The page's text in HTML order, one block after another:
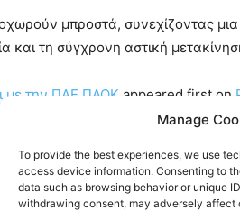
Manage
To provide the best experiences, we use
access device information. Consenting to
data such as browsing behavior or unique
withdrawing consent, may adversely affect
μπροστά, συνεχίζοντας
και τη σύγχρονη αστική
με την ΠΑΕ ΠΑΟΚ appeared first on
social media: